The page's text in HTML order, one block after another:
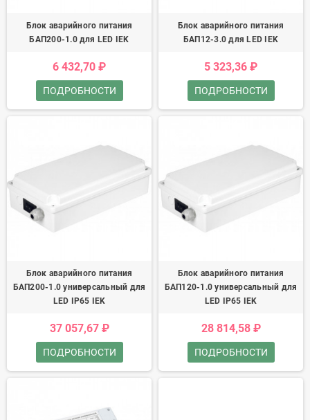
Блок аварийного питания
БАП200-1.0 для LED IEK
6 432,70 ₽
ПОДРОБНОСТИ
Блок аварийного питания
БАП12-3.0 для LED IEK
5 323,36 ₽
ПОДРОБНОСТИ
Блок аварийного питания
БАП200-1.0 универсальный для
LED IP65 IEK
37 057,67 ₽
ПОДРОБНОСТИ
Блок аварийного питания
БАП120-1.0 универсальный для
LED IP65 IEK
28 814,58 ₽
ПОДРОБНОСТИ